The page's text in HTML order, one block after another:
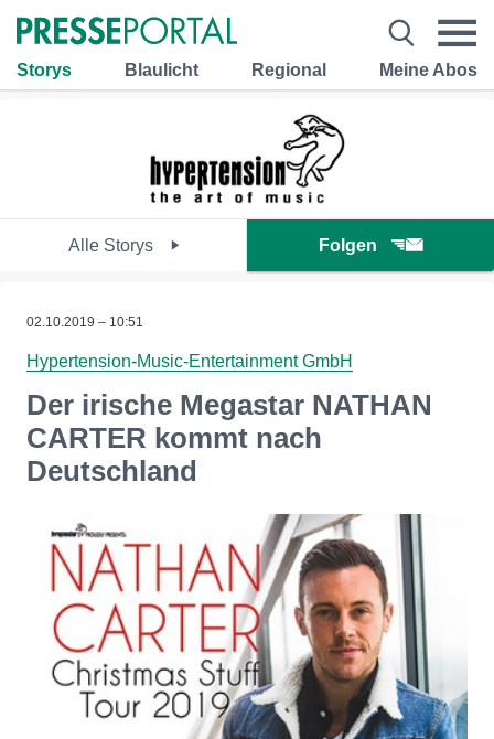
Storys Blaulicht Regional Meine Abos
Alle Storys Folgen
02.10.2019 – 10:51
Hypertension-Music-Entertainment GmbH
Der irische Megastar NATHAN
CARTER kommt nach
Deutschland